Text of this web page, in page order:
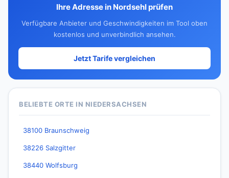
Ihre Adresse in Nordsehl prüfen
Verfügbare Anbieter und Geschwindigkeiten im Tool oben
kostenlos und unverbindlich ansehen.
Jetzt Tarife vergleichen
BELIEBTE ORTE IN NIEDERSACHSEN
38100 Braunschweig
38226 Salzgitter
38440 Wolfsburg